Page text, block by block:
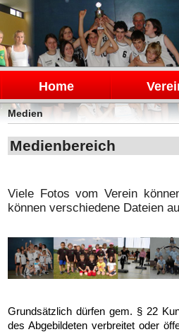
Navigation
überspringen
Home
Medien
Medienbereich
Viele Fotos vom Verein
können verschiedene Dateien
Grundsätzlich dürfen gem. § 22
des Abgebildeten verbreitet oder